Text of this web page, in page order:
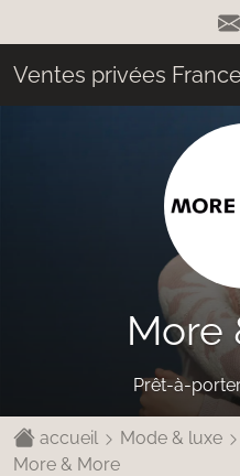
Ventes privées
More
Prêt-à-
accueil Mode & luxe
More & More